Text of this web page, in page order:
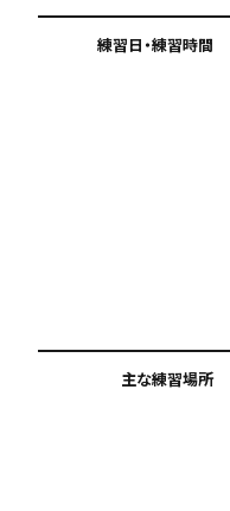
練習日・練習時間
主な練習場所